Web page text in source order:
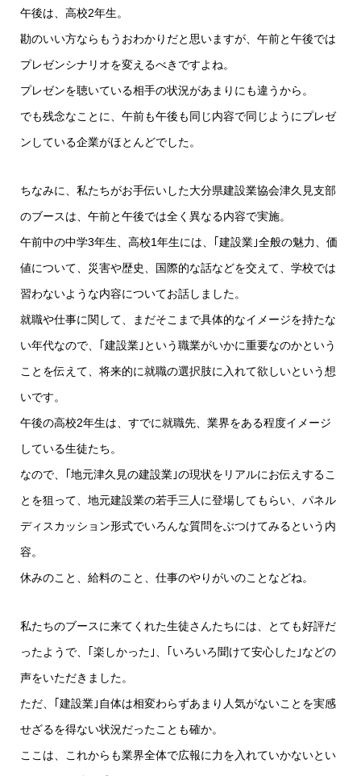
午後は、高校2年生。
勘のいい方ならもうおわかりだと思いますが、午前と午後では
プレゼンシナリオを変えるべきですよね。
プレゼンを聴いている相手の状況があまりにも違うから。
でも残念なことに、午前も午後も同じ内容で同じようにプレゼ
ンしている企業がほとんどでした。
ちなみに、私たちがお手伝いした大分県建設業協会津久見支部
のブースは、午前と午後では全く異なる内容で実施。
午前中の中学3年生、高校1年生には、｢建設業｣全般の魅力、価
値について、災害や歴史、国際的な話などを交えて、学校では
習わないような内容についてお話しました。
就職や仕事に関して、まだそこまで具体的なイメージを持たな
い年代なので、｢建設業｣という職業がいかに重要なのかという
ことを伝えて、将来的に就職の選択肢に入れて欲しいという想
いです。
午後の高校2年生は、すでに就職先、業界をある程度イメージ
している生徒たち。
なので、｢地元津久見の建設業｣の現状をリアルにお伝えするこ
とを狙って、地元建設業の若手三人に登場してもらい、パネル
ディスカッション形式でいろんな質問をぶつけてみるという内
容。
休みのこと、給料のこと、仕事のやりがいのことなどね。
私たちのブースに来てくれた生徒さんたちには、とても好評だ
ったようで、｢楽しかった｣、｢いろいろ聞けて安心した｣などの
声をいただきました。
ただ、｢建設業｣自体は相変わらずあまり人気がないことを実感
せざるを得ない状況だったことも確か。
ここは、これからも業界全体で広報に力を入れていかないとい